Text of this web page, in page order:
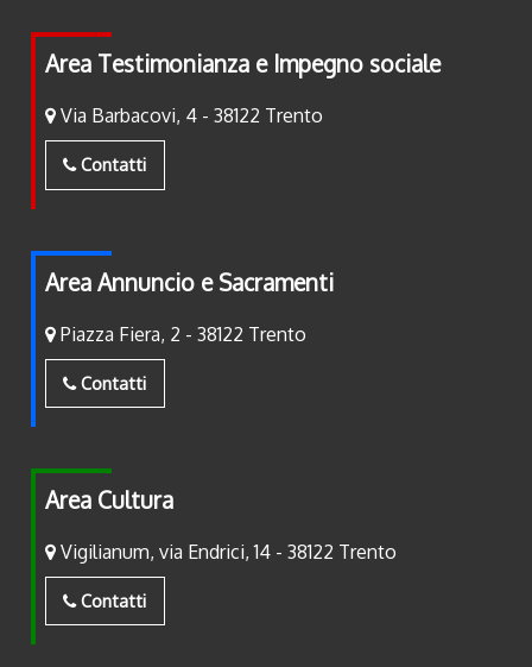
Area Testimonianza e Impegno sociale
Via Barbacovi, 4 - 38122 Trento
Contatti
Area Annuncio e Sacramenti
Piazza Fiera, 2 - 38122 Trento
Contatti
Area Cultura
Vigilianum, via Endrici, 14 - 38122 Trento
Contatti